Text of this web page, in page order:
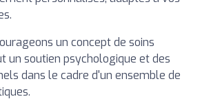
un concept de soins
un soutien psychologique et des
dans le cadre d'un ensemble de